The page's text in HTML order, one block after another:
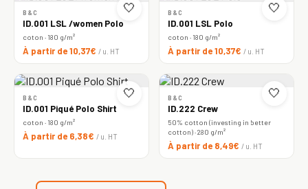
🤍
B&C
ID.001 LSL /women Polo
coton · 180 g/m²
À partir de 10,37€ / u. HT
🤍
B&C
ID.001 LSL Polo
coton · 180 g/m²
À partir de 10,37€ / u. HT
🤍
B&C
ID.001 Piqué Polo Shirt
coton · 180 g/m²
À partir de 6,38€ / u. HT
🤍
B&C
ID.222 Crew
50% cotton (investing in better
cotton) · 280 g/m²
À partir de 8,49€ / u. HT